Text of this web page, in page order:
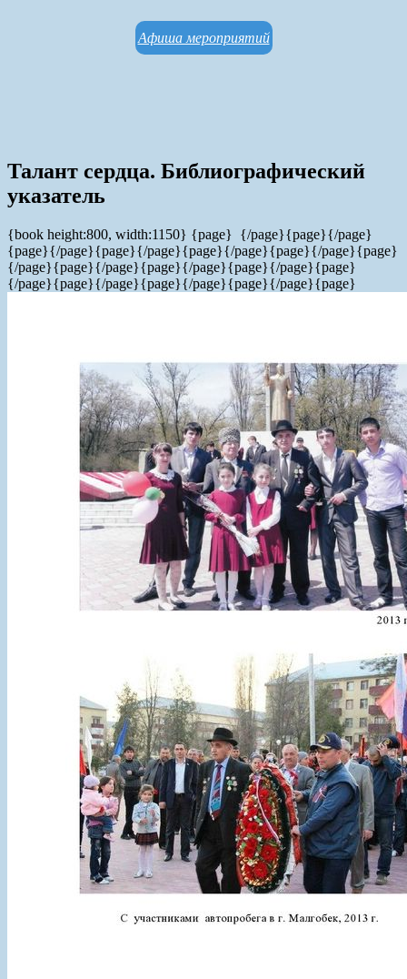
Афиша мероприятий
Талант сердца. Библиографический
указатель
{book height:800, width:1150} {page} {/page}{page}{/page}
{page}{/page}{page}{/page}{page}{/page}{page}{/page}{page}
{/page}{page}{/page}{page}{/page}{page}{/page}{page}
{/page}{page}{/page}{page}{/page}{page}{/page}{page}